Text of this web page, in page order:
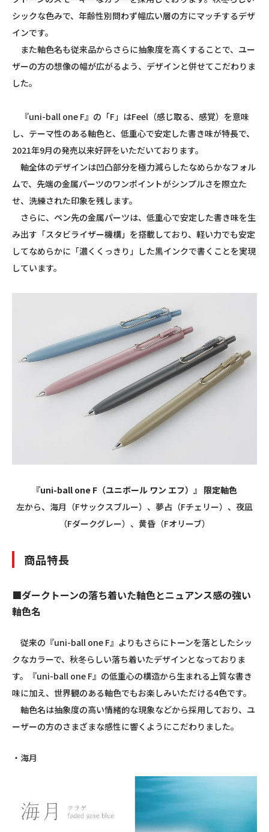
シックな色みで、年齢性別問わず幅広い層の方にマッチするデザ
インです。
また軸色名も従来品からさらに抽象度を高くすることで、ユー
ザーの方の想像の幅が広がるよう、デザインと併せてこだわりま
した。
『uni-ball one F』の「F」はFeel（感じ取る、感覚）を意味
し、テーマ性のある軸色と、低重心で安定した書き味が特長で、
2021年9月の発売以来好評をいただいております。
軸全体のデザインは凹凸部分を極力減らしたなめらかなフォル
ムで、先端の金属パーツのワンポイントがシンプルさを際立た
せ、洗練された印象を残します。
さらに、ペン先の金属パーツは、低重心で安定した書き味を生
み出す「スタビライザー機構」を搭載しており、軽い力でも安定
してなめらかに「濃くくっきり」した黒インクで書くことを実現
しています。
『uni-ball one F（ユニボール ワン エフ）』 限定軸色
左から、海月（Fサックスブルー）、夢占（Fチェリー）、夜凪
（Fダークグレー）、黄昏（Fオリーブ）
商品特長
■ダークトーンの落ち着いた軸色とニュアンス感の強い
軸色名
従来の『uni-ball one F』よりもさらにトーンを落としたシッ
クなカラーで、秋冬らしい落ち着いたデザインとなっておりま
す。『uni-ball one F』の低重心の構造から生まれる上質な書き
味に加え、世界観のある軸色でもお楽しみいただける4色です。
軸色名は抽象度の高い情緒的な現象などから採用しており、ユ
ーザーの方のさまざまな感性に響くようにこだわりました。
・海月